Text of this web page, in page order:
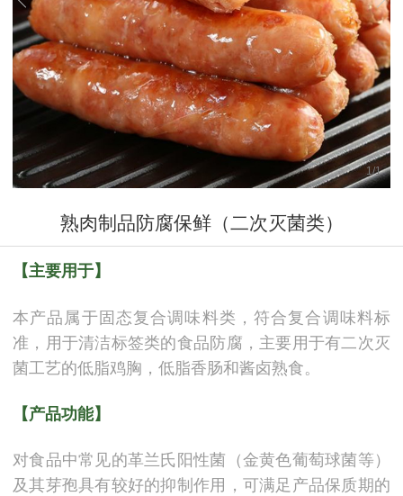
1 /1
熟肉制品防腐保鲜（二次灭菌类）
【主要用于】
本产品属于固态复合调味料类，符合复合调味料标
准，用于清洁标签类的食品防腐，主要用于有二次灭
菌工艺的低脂鸡胸，低脂香肠和酱卤熟食。
【产品功能】
对食品中常见的革兰氏阳性菌（金黄色葡萄球菌等）
及其芽孢具有较好的抑制作用，可满足产品保质期的